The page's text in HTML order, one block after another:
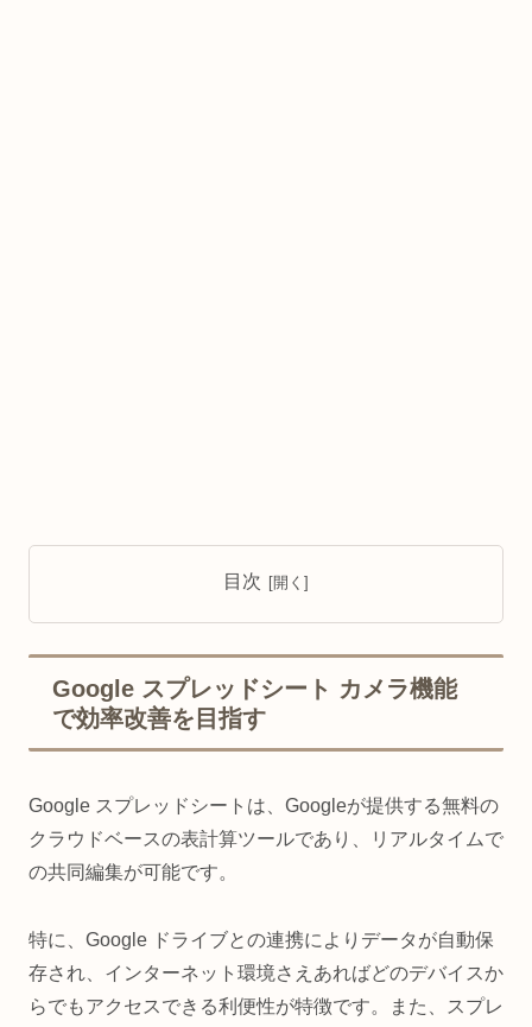
目次
Google スプレッドシート カメラ機能
で効率改善を目指す
Google スプレッドシートは、Googleが提供する無料の
クラウドベースの表計算ツールであり、リアルタイムで
の共同編集が可能です。
特に、Google ドライブとの連携によりデータが自動保
存され、インターネット環境さえあればどのデバイスか
らでもアクセスできる利便性が特徴です。また、スプレ